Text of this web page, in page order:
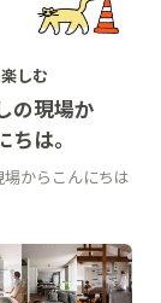
しむ
の現場か
は。
からこんにちは